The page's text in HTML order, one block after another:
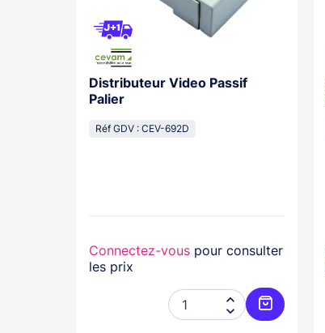
Distributeur Video Passif
Palier
Réf GDV : CEV-692D
Connectez-vous pour consulter
les prix


Ajouter